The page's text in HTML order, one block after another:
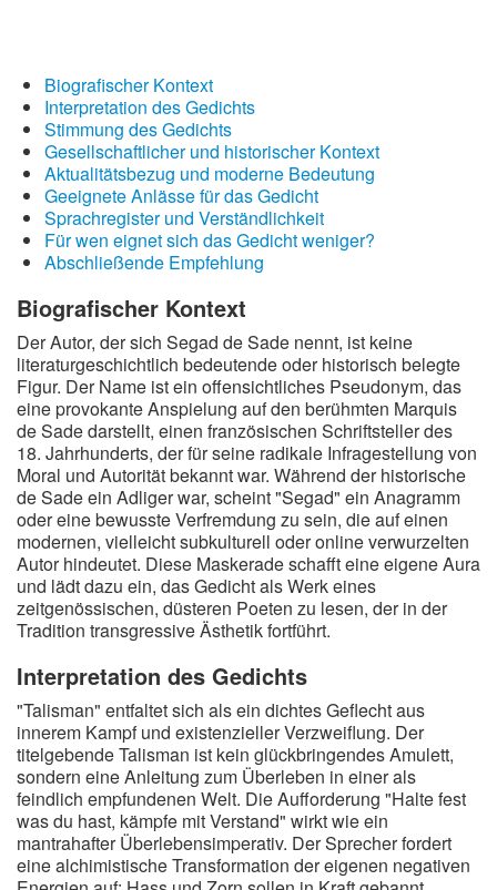
Dichter
Gedichte-Quiz
Zufallsgedicht
Biografischer Kontext
Interpretation des Gedichts
Stimmung des Gedichts
Gesellschaftlicher und historischer Kontext
Aktualitätsbezug und moderne Bedeutung
Geeignete Anlässe für das Gedicht
Sprachregister und Verständlichkeit
Für wen eignet sich das Gedicht weniger?
Abschließende Empfehlung
Biografischer Kontext
Der Autor, der sich Segad de Sade nennt, ist keine
literaturgeschichtlich bedeutende oder historisch belegte
Figur. Der Name ist ein offensichtliches Pseudonym, das
eine provokante Anspielung auf den berühmten Marquis
de Sade darstellt, einen französischen Schriftsteller des
18. Jahrhunderts, der für seine radikale Infragestellung von
Moral und Autorität bekannt war. Während der historische
de Sade ein Adliger war, scheint "Segad" ein Anagramm
oder eine bewusste Verfremdung zu sein, die auf einen
modernen, vielleicht subkulturell oder online verwurzelten
Autor hindeutet. Diese Maskerade schafft eine eigene Aura
und lädt dazu ein, das Gedicht als Werk eines
zeitgenössischen, düsteren Poeten zu lesen, der in der
Tradition transgressive Ästhetik fortführt.
Interpretation des Gedichts
"Talisman" entfaltet sich als ein dichtes Geflecht aus
innerem Kampf und existenzieller Verzweiflung. Der
titelgebende Talisman ist kein glückbringendes Amulett,
sondern eine Anleitung zum Überleben in einer als
feindlich empfundenen Welt. Die Aufforderung "Halte fest
was du hast, kämpfe mit Verstand" wirkt wie ein
mantrahafter Überlebensimperativ. Der Sprecher fordert
eine alchimistische Transformation der eigenen negativen